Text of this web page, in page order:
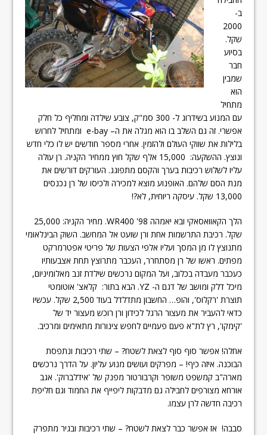
ב-
2000
שקל.
בסיוע
חבר
שמבין
הוא
מתחיל
עם המנוע בשידרוג ל- 300 סמ"ק, צובע שילדה ומחליף כל חלק
אפשרי. זה גם השלב בו הוא מגלה את ה– e-bay ומתחיל לחרוש
בלילות את שווקי העולם ולהזמין. אחרי מספר חודשים יש לו כלי חדש
ונוצץ. ההשקעה: 15,000 אלף שקל חוץ ממחיר הקניה. רן עולה
עליו לשלוש רכיבות בערך והקסם מתפוגג. העורקים דורשים את
מנת הסם שלהם. האופנוע מוצא למכירה ולכיסו של רן נכנסים
13,000 שקל. עיסקה ריוחית, לא?!
הלך הקאוואסאקי ובא יאמהה WR400 '98. מחיר הקניה: 25,000
שקל. רכיבת התרשמות אחת ורן שועט אל המחשב. השוק הבינלאומי
מתנוצץ לו מן המסך ועליו אלפי הצעות של פריטי אפטרמרקט
מפתים. ראשו של רן מסתחרר, העכבר מתרוצץ תחת אצבעותיו
כעכבר מעבדה בכלוב, ועל המקום נרכשים שילדת זנב מאלומיניום,
מיכל דלק ומושב של דגם ה- YZ. הבא בתור: קלאצ' אוטומטי
תוצרת 'רקלוס', והופ… החשבון מתדלדל בעוד 2,500 שקל. עכשיו
כדאי להעביר את מעצור הרגל לכידון ורן רוכש מעצור יד של
'קימקו', רץ לת"א פעם פעמיים לחפש צינורות מתאימים ומרכיב.
אחלה! אפשר סוף סוף לצאת לשטח? – שתי רכיבות ונתפסת
הבוכנה. איזה כיף! – מפרקים ועושים מנוע עליון. על הדרך נרכשים
מארה"ב קמשפט משופר וקרבורטור מפנק של 'אידלברוק'. אגב
אורחא מצורפים לחבילה גם מדבקות ליפייף את החמוד וגם חליפת
רכיבה חדשה לרן עצמו.
סבבה! אז אפשר כבר לצאת לשטח? – שתי רכיבות ובגיר מתפרק